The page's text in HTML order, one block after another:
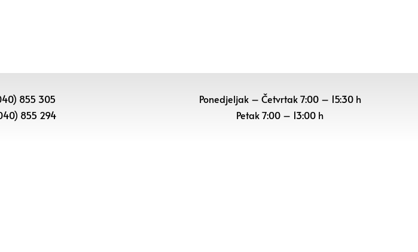
855 305
855 294
Ponedjeljak – Četvrtak 7:00 – 15:30 h
Petak7:00 – 13:00 h